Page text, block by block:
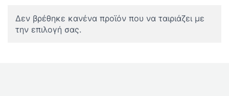
Δεν βρέθηκε κανένα προϊόν που να ταιριάζει με
την επιλογή σας.